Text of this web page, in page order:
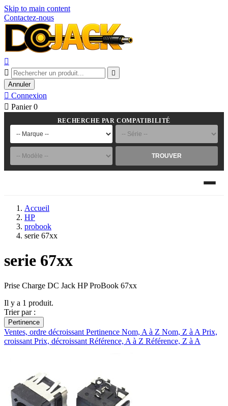
Skip to main content
Contactez-nous



Annuler
 Connexion
 Panier 0
RECHERCHE PAR COMPATIBILITÉ
TROUVER
Accueil
HP
probook
serie 67xx
serie 67xx
Prise Charge DC Jack HP ProBook 67xx
Il y a 1 produit.
Trier par :
Pertinence
Ventes, ordre décroissant Pertinence Nom, A à Z Nom, Z à A Prix,
croissant Prix, décroissant Référence, A à Z Référence, Z à A